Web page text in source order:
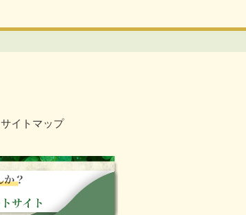
サイトマップ